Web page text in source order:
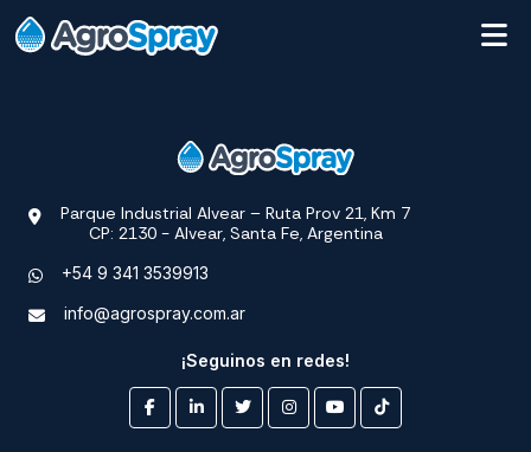
Parque Industrial Alvear – Ruta Prov 21, Km 7
CP: 2130 - Alvear, Santa Fe, Argentina
+54 9 341 3539913
info@agrospray.com.ar
¡Seguinos en redes!